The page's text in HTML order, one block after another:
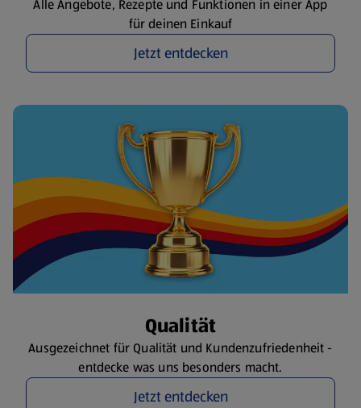
Alle Angebote, Rezepte und Funktionen in einer App
für deinen Einkauf
Jetzt entdecken
Qualität
Ausgezeichnet für Qualität und Kundenzufriedenheit -
entdecke was uns besonders macht.
Jetzt entdecken